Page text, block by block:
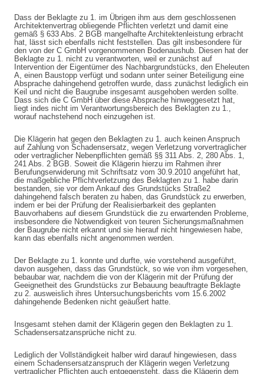
Dass der Beklagte zu 1. im Übrigen ihm aus dem geschlossenen
Architektenvertrag obliegende Pflichten verletzt und damit eine
gemäß § 633 Abs. 2 BGB mangelhafte Architektenleistung erbracht
hat, lässt sich ebenfalls nicht feststellen. Das gilt insbesondere für
den von der C GmbH vorgenommenen Bodenaushub. Diesen hat der
Beklagte zu 1. nicht zu verantworten, weil er zunächst auf
Intervention der Eigentümer des Nachbargrundstücks, den Eheleuten
A, einen Baustopp verfügt und sodann unter seiner Beteiligung eine
Absprache dahingehend getroffen wurde, dass zunächst lediglich ein
Keil und nicht die Baugrube insgesamt ausgehoben werden sollte.
Dass sich die C GmbH über diese Absprache hinweggesetzt hat,
liegt indes nicht im Verantwortungsbereich des Beklagten zu 1.,
worauf nachstehend noch einzugehen ist.
Die Klägerin hat gegen den Beklagten zu 1. auch keinen Anspruch
auf Zahlung von Schadensersatz, wegen Verletzung vorvertraglicher
oder vertraglicher Nebenpflichten gemäß §§ 311 Abs. 2, 280 Abs. 1,
241 Abs. 2 BGB. Soweit die Klägerin hierzu im Rahmen ihrer
Berufungserwiderung mit Schriftsatz vom 30.9.2010 angeführt hat,
die maßgebliche Pflichtverletzung des Beklagten zu 1. habe darin
bestanden, sie vor dem Ankauf des Grundstücks Straße2
dahingehend falsch beraten zu haben, das Grundstück zu erwerben,
indem er bei der Prüfung der Realisierbarkeit des geplanten
Bauvorhabens auf diesem Grundstück die zu erwartenden Probleme,
insbesondere die Notwendigkeit von teuren Sicherungsmaßnahmen
der Baugrube nicht erkannt und sie hierauf nicht hingewiesen habe,
kann das ebenfalls nicht angenommen werden.
Der Beklagte zu 1. konnte und durfte, wie vorstehend ausgeführt,
davon ausgehen, dass das Grundstück, so wie von ihm vorgesehen,
bebaubar war, nachdem die von der Klägerin mit der Prüfung der
Geeignetheit des Grundstücks zur Bebauung beauftragte Beklagte
zu 2. ausweislich ihres Untersuchungsberichts vom 15.6.2002
dahingehende Bedenken nicht geäußert hatte.
Insgesamt stehen damit der Klägerin gegen den Beklagten zu 1.
Schadensersatzansprüche nicht zu.
Lediglich der Vollständigkeit halber wird darauf hingewiesen, dass
einem Schadensersatzanspruch der Klägerin wegen Verletzung
vertraglicher Pflichten auch entgegensteht, dass die Klägerin dem